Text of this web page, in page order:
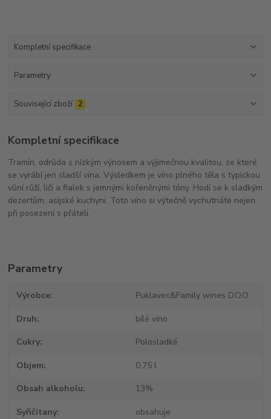
Kompletní specifikace
Parametry
Související zboží 2
Kompletní specifikace
Tramín, odrůda s nízkým výnosem a výjimečnou kvalitou, ze které
se vyrábí jen sladší vína. Výsledkem je víno plného těla s typickou
vůní růží, liči a fialek s jemnými kořeněnými tóny. Hodí se k sladkým
dezertům, asijské kuchyni. Toto víno si výtečně vychutnáte nejen
při posezení s přáteli.
Parametry
Výrobce Puklavec&Family wines D.O.O.
Druh bílé víno
Cukry Polosladké
Objem 0,75 l
Obsah alkoholu 13%
Syřičitany obsahuje